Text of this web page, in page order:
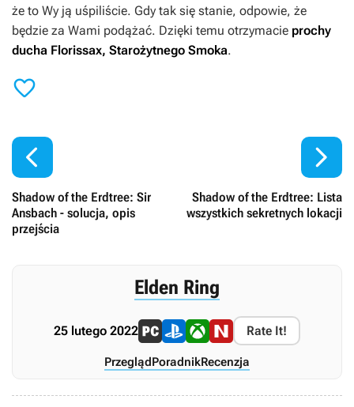
że to Wy ją uśpiliście. Gdy tak się stanie, odpowie, że
będzie za Wami podążać. Dzięki temu otrzymacie prochy
ducha Florissax, Starożytnego Smoka.


Shadow of the Erdtree: Sir
Ansbach - solucja, opis
przejścia
Shadow of the Erdtree: Lista
wszystkich sekretnych lokacji

Elden Ring
25 lutego 2022 Rate It!
PrzeglądPoradnikRecenzja